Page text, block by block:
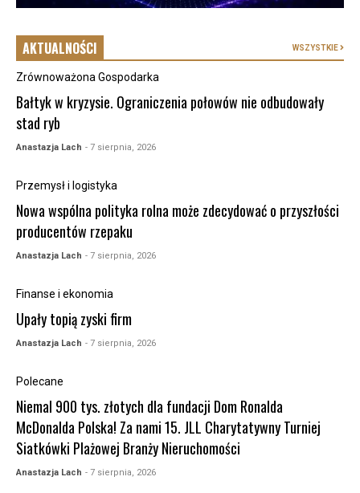
AKTUALNOŚCI WSZYSTKIE
Zrównoważona Gospodarka
Bałtyk w kryzysie. Ograniczenia połowów nie odbudowały
stad ryb
Anastazja Lach - 7 sierpnia, 2026
Przemysł i logistyka
Nowa wspólna polityka rolna może zdecydować o przyszłości
producentów rzepaku
Anastazja Lach - 7 sierpnia, 2026
Finanse i ekonomia
Upały topią zyski firm
Anastazja Lach - 7 sierpnia, 2026
Polecane
Niemal 900 tys. złotych dla fundacji Dom Ronalda
McDonalda Polska! Za nami 15. JLL Charytatywny Turniej
Siatkówki Plażowej Branży Nieruchomości
Anastazja Lach - 7 sierpnia, 2026